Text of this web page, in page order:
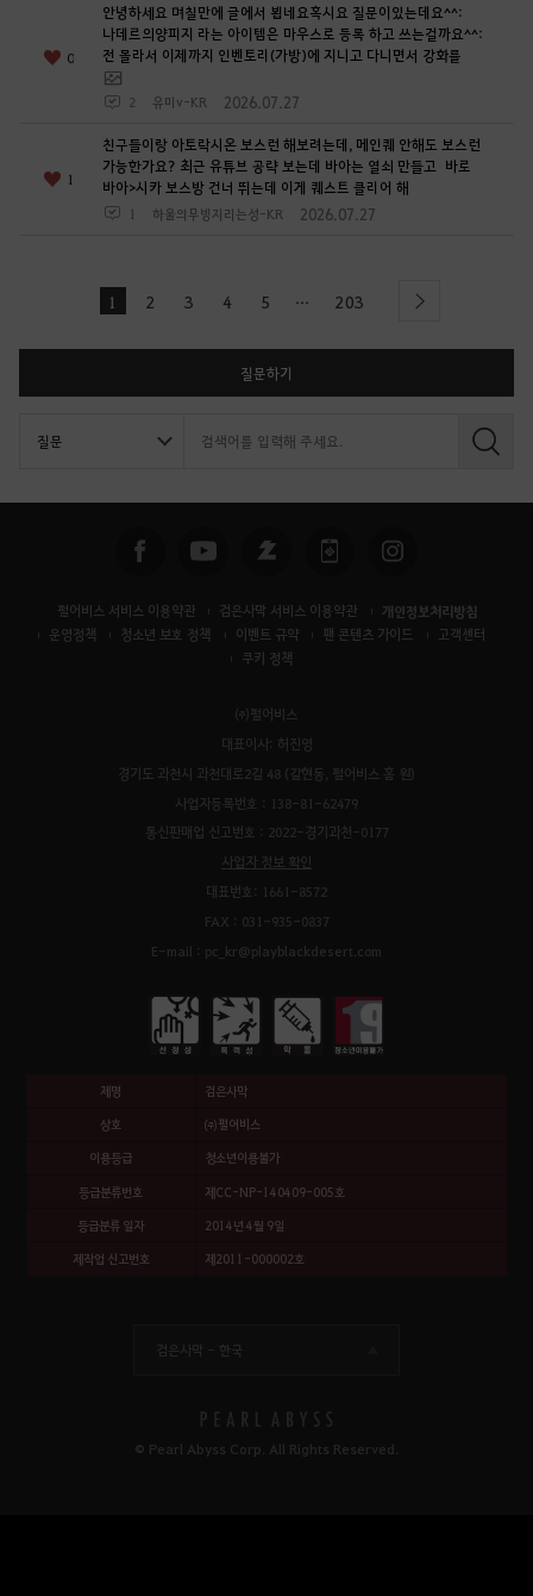
0
안녕하세요 며칠만에 글에서 뵙네요혹시요 질문이있는데요^^:
나데르의양피지 라는 아이템은 마우스로 등록 하고 쓰는걸까요^^:
전 몰라서 이제까지 인벤토리(가방)에 지니고 다니면서 강화를
2 유미v-KR 2026.07.27
1
친구들이랑 아토락시온 보스런 해보려는데, 메인퀘 안해도 보스런
가능한가요? 최근 유튜브 공략 보는데 바아는 열쇠 만들고 바로
바아>시카 보스방 건너 뛰는데 이게 퀘스트 클리어 해
1 하울의무빙지리는성-KR 2026.07.27
1 2 3 4 5 ...
l
s
t
203 next
질문하기
검
펄어비스 서비스 이용약관 검은사막 서비스 이용약관 개인정보처리방침
운영정책 청소년 보호 정책 이벤트 규약 팬 콘텐츠 가이드
고객센터
쿠키 정책
㈜펄어비스
대표이사: 허진영
경기도 과천시 과천대로2길 48 (갈현동, 펄어비스 홈 원)
사업자등록번호 : 138-81-62479
통신판매업 신고번호 : 2022-경기과천-0177
사업자 정보 확인
대표번호: 1661-8572
FAX : 031-935-0837
E-mail : pc_kr@playblackdesert.com
제명 검은사막
상호 ㈜펄어비스
이용등급 청소년이용불가
등급분류번호 제CC-NP-140409-005호
등급분류 일자 2014년 4월 9일
제작업 신고번호 제2011-000002호
검은사막 - 한국
© Pearl Abyss Corp. All Rights Reserved.